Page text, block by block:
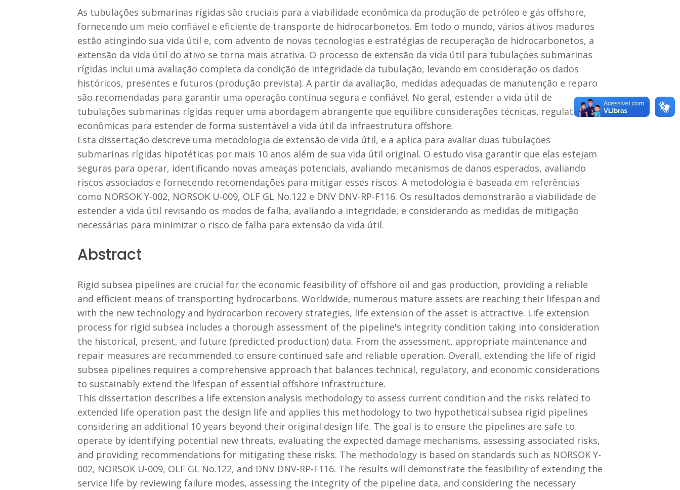
As tubulações submarinas rígidas são cruciais para a viabilidade econômica da produção de petróleo e gás offshore,
fornecendo um meio confiável e eficiente de transporte de hidrocarbonetos. Em todo o mundo, vários ativos maduros
estão atingindo sua vida útil e, com advento de novas tecnologias e estratégias de recuperação de hidrocarbonetos, a
extensão da vida útil do ativo se torna mais atrativa. O processo de extensão da vida útil para tubulações submarinas
rígidas inclui uma avaliação completa da condição de integridade da tubulação, levando em consideração os dados
históricos, presentes e futuros (produção prevista). A partir da avaliação, medidas adequadas de manutenção e reparo
são recomendadas para garantir uma operação contínua segura e confiável. No geral, estender a vida útil de
tubulações submarinas rígidas requer uma abordagem abrangente que equilibre considerações técnicas, regulatórias e
econômicas para estender de forma sustentável a vida útil da infraestrutura offshore.
Esta dissertação descreve uma metodologia de extensão de vida útil, e a aplica para avaliar duas tubulações
submarinas rígidas hipotéticas por mais 10 anos além de sua vida útil original. O estudo visa garantir que elas estejam
seguras para operar, identificando novas ameaças potenciais, avaliando mecanismos de danos esperados, avaliando
riscos associados e fornecendo recomendações para mitigar esses riscos. A metodologia é baseada em referências
como NORSOK Y-002, NORSOK U-009, OLF GL No.122 e DNV DNV-RP-F116. Os resultados demonstrarão a viabilidade de
estender a vida útil revisando os modos de falha, avaliando a integridade, e considerando as medidas de mitigação
necessárias para minimizar o risco de falha para extensão da vida útil.
Abstract
Rigid subsea pipelines are crucial for the economic feasibility of offshore oil and gas production, providing a reliable
and efficient means of transporting hydrocarbons. Worldwide, numerous mature assets are reaching their lifespan and
with the new technology and hydrocarbon recovery strategies, life extension of the asset is attractive. Life extension
process for rigid subsea includes a thorough assessment of the pipeline's integrity condition taking into consideration
the historical, present, and future (predicted production) data. From the assessment, appropriate maintenance and
repair measures are recommended to ensure continued safe and reliable operation. Overall, extending the life of rigid
subsea pipelines requires a comprehensive approach that balances technical, regulatory, and economic considerations
to sustainably extend the lifespan of essential offshore infrastructure.
This dissertation describes a life extension analysis methodology to assess current condition and the risks related to
extended life operation past the design life and applies this methodology to two hypothetical subsea rigid pipelines
considering an additional 10 years beyond their original design life. The goal is to ensure the pipelines are safe to
operate by identifying potential new threats, evaluating the expected damage mechanisms, assessing associated risks,
and providing recommendations for mitigating these risks. The methodology is based on standards such as NORSOK Y-
002, NORSOK U-009, OLF GL No.122, and DNV DNV-RP-F116. The results will demonstrate the feasibility of extending the
service life by reviewing failure modes, assessing the integrity of the pipeline data, and considering the necessary